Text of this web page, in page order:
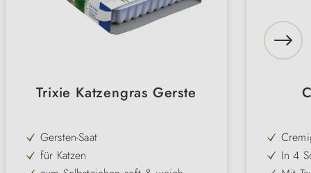
Trixie Katzengras Gerste
Gersten-Saat
für Katzen
In 4